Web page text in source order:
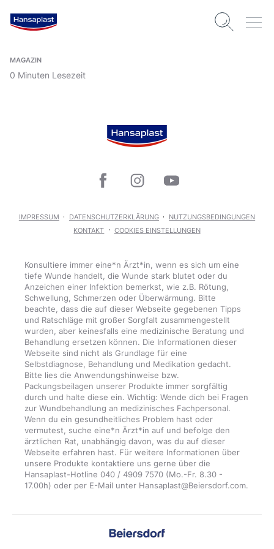
MAGAZIN
0 Minuten Lesezeit
IMPRESSUM DATENSCHUTZERKLÄRUNG
NUTZUNGSBEDINGUNGEN
KONTAKT
COOKIES EINSTELLUNGEN
Konsultiere immer eine*n Ärzt*in, wenn es sich um eine
tiefe Wunde handelt, die Wunde stark blutet oder du
Anzeichen einer Infektion bemerkst, wie z.B. Rötung,
Schwellung, Schmerzen oder Überwärmung. Bitte
beachte, dass die auf dieser Webseite gegebenen Tipps
und Ratschläge mit großer Sorgfalt zusammengestellt
wurden, aber keinesfalls eine medizinische Beratung und
Behandlung ersetzen können. Die Informationen dieser
Webseite sind nicht als Grundlage für eine
Selbstdiagnose, Behandlung und Medikation gedacht.
Bitte lies die Anwendungshinweise bzw.
Packungsbeilagen unserer Produkte immer sorgfältig
durch und halte diese ein. Wichtig: Wende dich bei Fragen
zur Wundbehandlung an medizinisches Fachpersonal.
Wenn du ein gesundheitliches Problem hast oder
vermutest, suche eine*n Ärzt*in auf und befolge den
ärztlichen Rat, unabhängig davon, was du auf dieser
Webseite erfahren hast. Für weitere Informationen über
unsere Produkte kontaktiere uns gerne über die
Hansaplast-Hotline 040 / 4909 7570 (Mo.-Fr. 8.30 -
17.00h) oder per E-Mail unter Hansaplast@Beiersdorf.com.